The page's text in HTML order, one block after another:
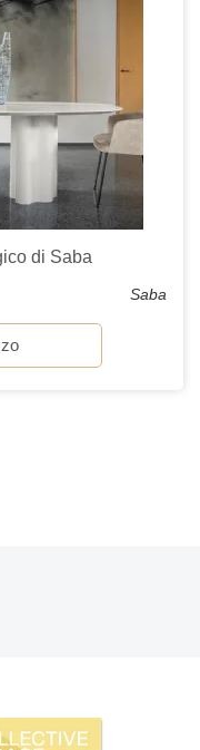
di Saba
Saba